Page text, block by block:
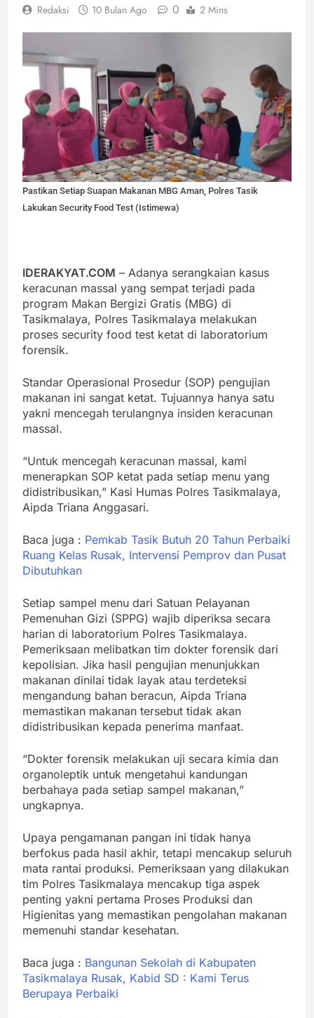
Redaksi 10 Bulan Ago 0 2 Mins
Pastikan Setiap Suapan Makanan MBG Aman, Polres Tasik
Lakukan Security Food Test (Istimewa)
IDERAKYAT.COM – Adanya serangkaian kasus
keracunan massal yang sempat terjadi pada
program Makan Bergizi Gratis (MBG) di
Tasikmalaya, Polres Tasikmalaya melakukan
proses security food test ketat di laboratorium
forensik.
Standar Operasional Prosedur (SOP) pengujian
makanan ini sangat ketat. Tujuannya hanya satu
yakni mencegah terulangnya insiden keracunan
massal.
“Untuk mencegah keracunan massal, kami
menerapkan SOP ketat pada setiap menu yang
didistribusikan,” Kasi Humas Polres Tasikmalaya,
Aipda Triana Anggasari.
Baca juga : Pemkab Tasik Butuh 20 Tahun Perbaiki
Ruang Kelas Rusak, Intervensi Pemprov dan Pusat
Dibutuhkan
Setiap sampel menu dari Satuan Pelayanan
Pemenuhan Gizi (SPPG) wajib diperiksa secara
harian di laboratorium Polres Tasikmalaya.
Pemeriksaan melibatkan tim dokter forensik dari
kepolisian. Jika hasil pengujian menunjukkan
makanan dinilai tidak layak atau terdeteksi
mengandung bahan beracun, Aipda Triana
memastikan makanan tersebut tidak akan
didistribusikan kepada penerima manfaat.
“Dokter forensik melakukan uji secara kimia dan
organoleptik untuk mengetahui kandungan
berbahaya pada setiap sampel makanan,”
ungkapnya.
Upaya pengamanan pangan ini tidak hanya
berfokus pada hasil akhir, tetapi mencakup seluruh
mata rantai produksi. Pemeriksaan yang dilakukan
tim Polres Tasikmalaya mencakup tiga aspek
penting yakni pertama Proses Produksi dan
Higienitas yang memastikan pengolahan makanan
memenuhi standar kesehatan.
Baca juga : Bangunan Sekolah di Kabupaten
Tasikmalaya Rusak, Kabid SD : Kami Terus
Berupaya Perbaiki